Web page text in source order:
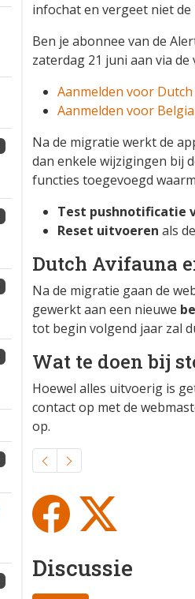
infochat en vergeet niet
Ben je abonnee van de
zaterdag 21 juni aan via de
Aanmelden voor
Aanmelden voor
Na de migratie werkt de
dan enkele wijzigingen bij
functies toegevoegd
Test pushnotificatie
Reset uitvoeren als
Dutch Avifauna
Na de migratie gaan de
gewerkt aan een nieuwe
tot begin volgend jaar zal
Wat te doen bij
Hoewel alles uitvoerig is
contact op met de
op.
Discussie